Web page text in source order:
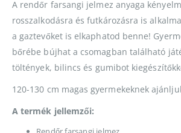
A rendőr farsangi jelmez anyaga
rosszalkodásra és futkározásra is
a gaztevőket is elkaphatod benne!
bőrébe bújhat a csomagban található
töltények, bilincs és gumibot
120-130 cm magas gyermekeknek
A termék jellemzői: